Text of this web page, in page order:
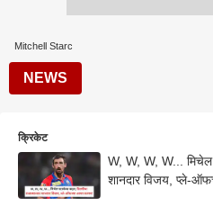
Mitchell Starc
NEWS
क्रिकेट
W, W, W, W... मिचेल
शानदार विजय, प्ले-